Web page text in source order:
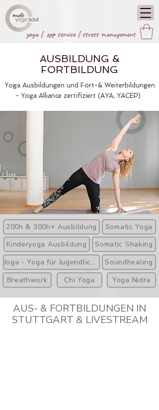
yoga | zpp service|stress management
AUSBILDUNG &
FORTBILDUNG
Yoga Ausbildungen und Fort-& Weiterbildungen
- Yoga Alliance zertifiziert (AYA, YACEP)
200h & 300h+ Ausbildung
Somatic Yoga
Kinderyoga Ausbildung
Somatic Shaking
Joga - Yoga für Jugendliche
Soundhealing
Breathwork
Chi Yoga Yoga Nidra
AUS- & FORTBILDUNGEN IN
STUTTGART & LIVESTREAM